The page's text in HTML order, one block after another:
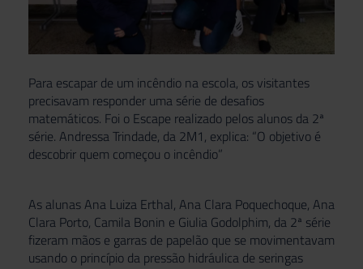
Para escapar de um incêndio na escola, os visitantes
precisavam responder uma série de desafios
matemáticos. Foi o Escape realizado pelos alunos da 2ª
série. Andressa Trindade, da 2M1, explica: “O objetivo é
descobrir quem começou o incêndio”
As alunas Ana Luiza Erthal, Ana Clara Poquechoque, Ana
Clara Porto, Camila Bonin e Giulia Godolphim, da 2ª série
fizeram mãos e garras de papelão que se movimentavam
usando o princípio da pressão hidráulica de seringas